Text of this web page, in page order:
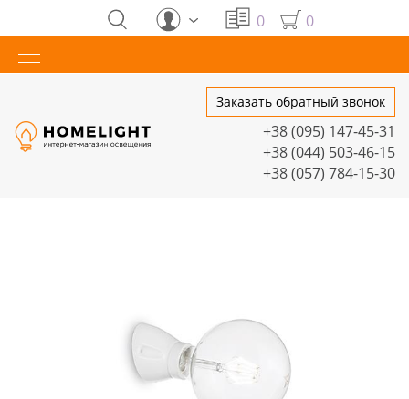
0 0
Заказать обратный звонок
+38 (095) 147-45-31
+38 (044) 503-46-15
+38 (057) 784-15-30